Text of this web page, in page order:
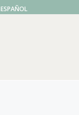
ESPAÑOL